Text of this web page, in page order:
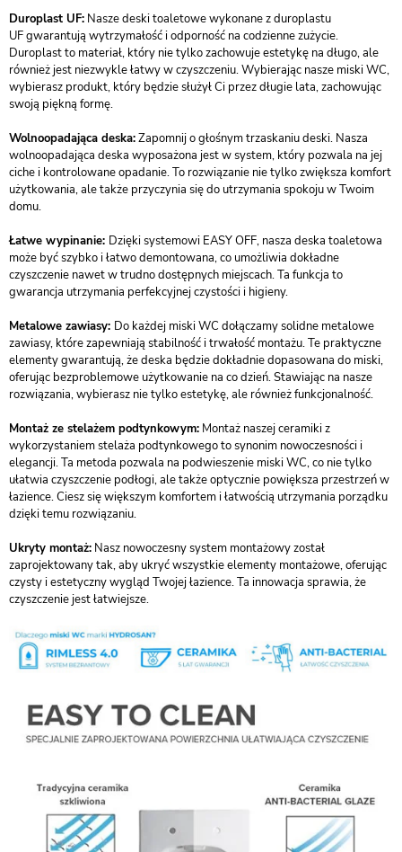
Duroplast UF: Nasze deski toaletowe wykonane z duroplastu
UF gwarantują wytrzymałość i odporność na codzienne zużycie.
Duroplast to materiał, który nie tylko zachowuje estetykę na długo, ale
również jest niezwykle łatwy w czyszczeniu. Wybierając nasze miski WC,
wybierasz produkt, który będzie służył Ci przez długie lata, zachowując
swoją piękną formę.
Wolnoopadająca deska:Zapomnij o głośnym trzaskaniu deski. Nasza
wolnoopadająca deska wyposażona jest w system, który pozwala na jej
ciche i kontrolowane opadanie. To rozwiązanie nie tylko zwiększa komfort
użytkowania, ale także przyczynia się do utrzymania spokoju w Twoim
domu.
Łatwe wypinanie: Dzięki systemowi EASY OFF, nasza deska toaletowa
może być szybko i łatwo demontowana, co umożliwia dokładne
czyszczenie nawet w trudno dostępnych miejscach. Ta funkcja to
gwarancja utrzymania perfekcyjnej czystości i higieny.
Metalowe zawiasy: Do każdej miski WC dołączamy solidne metalowe
zawiasy, które zapewniają stabilność i trwałość montażu. Te praktyczne
elementy gwarantują, że deska będzie dokładnie dopasowana do miski,
oferując bezproblemowe użytkowanie na co dzień. Stawiając na nasze
rozwiązania, wybierasz nie tylko estetykę, ale również funkcjonalność.
Montaż ze stelażem podtynkowym: Montaż naszej ceramiki z
wykorzystaniem stelaża podtynkowego to synonim nowoczesności i
elegancji. Ta metoda pozwala na podwieszenie miski WC, co nie tylko
ułatwia czyszczenie podłogi, ale także optycznie powiększa przestrzeń w
łazience. Ciesz się większym komfortem i łatwością utrzymania porządku
dzięki temu rozwiązaniu.
Ukryty montaż: Nasz nowoczesny system montażowy został
zaprojektowany tak, aby ukryć wszystkie elementy montażowe, oferując
czysty i estetyczny wygląd Twojej łazience. Ta innowacja sprawia, że
czyszczenie jest łatwiejsze.